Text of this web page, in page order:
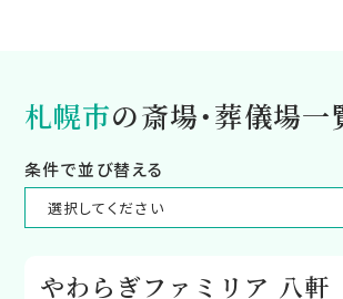
札幌市の斎場・葬儀場一
条件で並び替える
やわらぎファミリア 八軒